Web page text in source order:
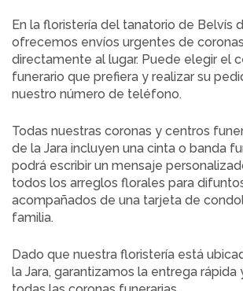
En la floristería del tanatorio de Belvís
ofrecemos envíos urgentes de
directamente al lugar. Puede elegir el
funerario que prefiera y realizar su
nuestro número de teléfono.
Todas nuestras coronas y centros
de la Jara incluyen una cinta o banda
podrá escribir un mensaje
todos los arreglos florales para
acompañados de una tarjeta de
familia.
Dado que nuestra floristería está
la Jara, garantizamos la entrega rápida